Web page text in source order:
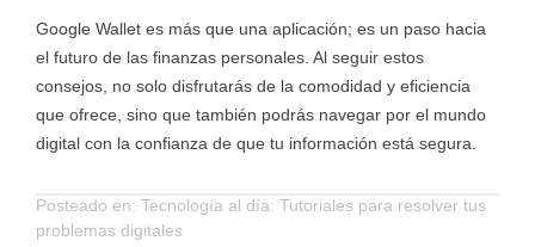
Google Wallet es más que una aplicación; es un paso hacia
el futuro de las finanzas personales. Al seguir estos
consejos, no solo disfrutarás de la comodidad y eficiencia
que ofrece, sino que también podrás navegar por el mundo
digital con la confianza de que tu información está segura.
Posteado en: Tecnología al día: Tutoriales para resolver tus
problemas digitales